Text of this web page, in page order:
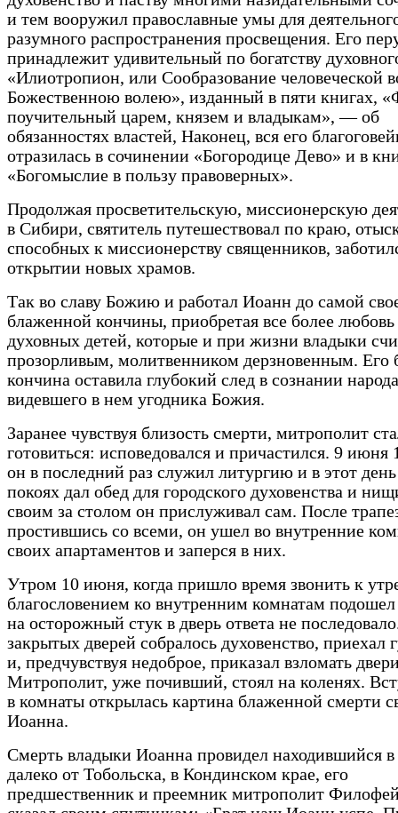
и тем вооружил православные умы для
разумного распространения просвещения. Его
принадлежит удивительный по богатству
«Илиотропион, или Сообразование человеческой
Божественною волею», изданный в пяти книгах,
поучительный царем, князем и владыкам», — об
обязанностях властей, Наконец, вся его
отразилась в сочинении «Богородице Дево» и в
«Богомыслие в пользу правоверных».
Продолжая просветительскую, миссионерскую
в Сибири, святитель путешествовал по краю,
способных к миссионерству священников,
открытии новых храмов.
Так во славу Божию и работал Иоанн до самой
блаженной кончины, приобретая все более любовь
духовных детей, которые и при жизни владыки
прозорливым, молитвенником дерзновенным. Его
кончина оставила глубокий след в сознании
видевшего в нем угодника Божия.
Заранее чувствуя близость смерти, митрополит
готовиться: исповедовался и причастился. 9 июня
он в последний раз служил литургию и в этот
покоях дал обед для городского духовенства и
своим за столом он прислуживал сам. После
простившись со всеми, он ушел во внутренние
своих апартаментов и заперся в них.
Утром 10 июня, когда пришло время звонить к
благословением ко внутренним комнатам
на осторожный стук в дверь ответа не
закрытых дверей собралось духовенство, приехал
и, предчувствуя недоброе, приказал взломать
Митрополит, уже почивший, стоял на коленях.
в комнаты открылась картина блаженной смерти
Иоанна.
Смерть владыки Иоанна провидел находившийся в
далеко от Тобольска, в Кондинском крае, его
предшественник и преемник митрополит